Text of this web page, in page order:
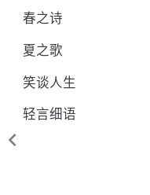
春之诗
夏之歌
笑谈人生
轻言细语